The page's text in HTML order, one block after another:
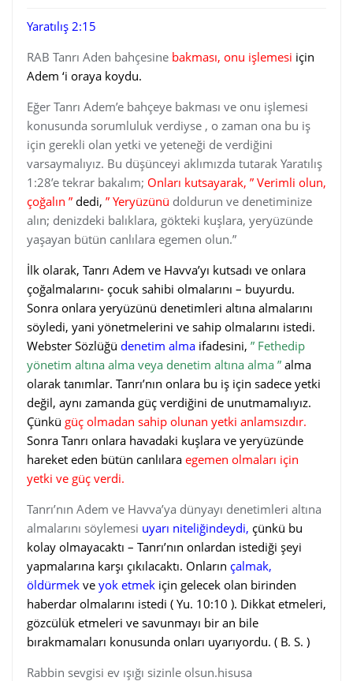
Yaratılış 2:15
RAB Tanrı Aden bahçesine bakması, onu işlemesi için
Adem ‘i oraya koydu.
Eğer Tanrı Adem’e bahçeye bakması ve onu işlemesi
konusunda sorumluluk verdiyse , o zaman ona bu iş
için gerekli olan yetki ve yeteneği de verdiğini
varsaymalıyız. Bu düşünceyi aklımızda tutarak Yaratılış
1:28’e tekrar bakalım; Onları kutsayarak, ” Verimli olun,
çoğalın ” dedi, ” Yeryüzünü doldurun ve denetiminize
alın; denizdeki balıklara, gökteki kuşlara, yeryüzünde
yaşayan bütün canlılara egemen olun.”
İlk olarak, Tanrı Adem ve Havva’yı kutsadı ve onlara
çoğalmalarını- çocuk sahibi olmalarını – buyurdu.
Sonra onlara yeryüzünü denetimleri altına almalarını
söyledi, yani yönetmelerini ve sahip olmalarını istedi.
Webster Sözlüğü denetim alma ifadesini, ” Fethedip
yönetim altına alma veya denetim altına alma ” alma
olarak tanımlar. Tanrı’nın onlara bu iş için sadece yetki
değil, aynı zamanda güç verdiğini de unutmamalıyız.
Çünkü güç olmadan sahip olunan yetki anlamsızdır.
Sonra Tanrı onlara havadaki kuşlara ve yeryüzünde
hareket eden bütün canlılara egemen olmaları için
yetki ve güç verdi.
Tanrı’nın Adem ve Havva’ya dünyayı denetimleri altına
almalarını söylemesi uyarı niteliğindeydi, çünkü bu
kolay olmayacaktı – Tanrı’nın onlardan istediği şeyi
yapmalarına karşı çıkılacaktı. Onların çalmak,
öldürmek ve yok etmek için gelecek olan birinden
haberdar olmalarını istedi ( Yu. 10:10 ). Dikkat etmeleri,
gözcülük etmeleri ve savunmayı bir an bile
bırakmamaları konusunda onları uyarıyordu. ( B. S. )
Rabbin sevgisi ev ışığı sizinle olsun.hisusa